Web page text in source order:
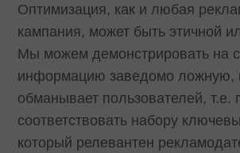
Оптимизация, как и любая
кампания, может быть этичной
Мы можем демонстрировать на
информацию заведомо ложную,
обманывает пользователей, т.е.
соответствовать набору
который релевантен